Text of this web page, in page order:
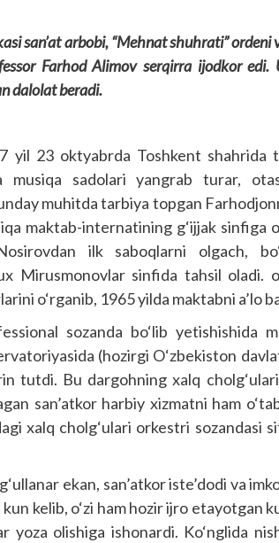
san’at arbobi, “Mehnat shuhrati”
Farhod Alimov serqirra ijodkor
dalolat beradi.
yil 23 oktyabrda Toshkent shahrida
musiqa sadolari yangrab turar,
muhitda tarbiya topgan
maktab-internatining g‘ijjak sinfiga
ilk saboqlarni olgach,
Mirusmonovlar sinfida tahsil oladi.
o‘rganib, 1965 yilda maktabni a’lo
sozanda bo‘lib yetishishida
(hozirgi O‘zbekiston
tutdi. Bu dargohning xalq
san’atkor harbiy xizmatni ham
xalq cholg‘ulari orkestri sozandasi
ekan, san’atkor iste’dodi va
kelib, o‘zi ham hozir ijro etayotgan
yoza olishiga ishonardi. Ko‘nglida